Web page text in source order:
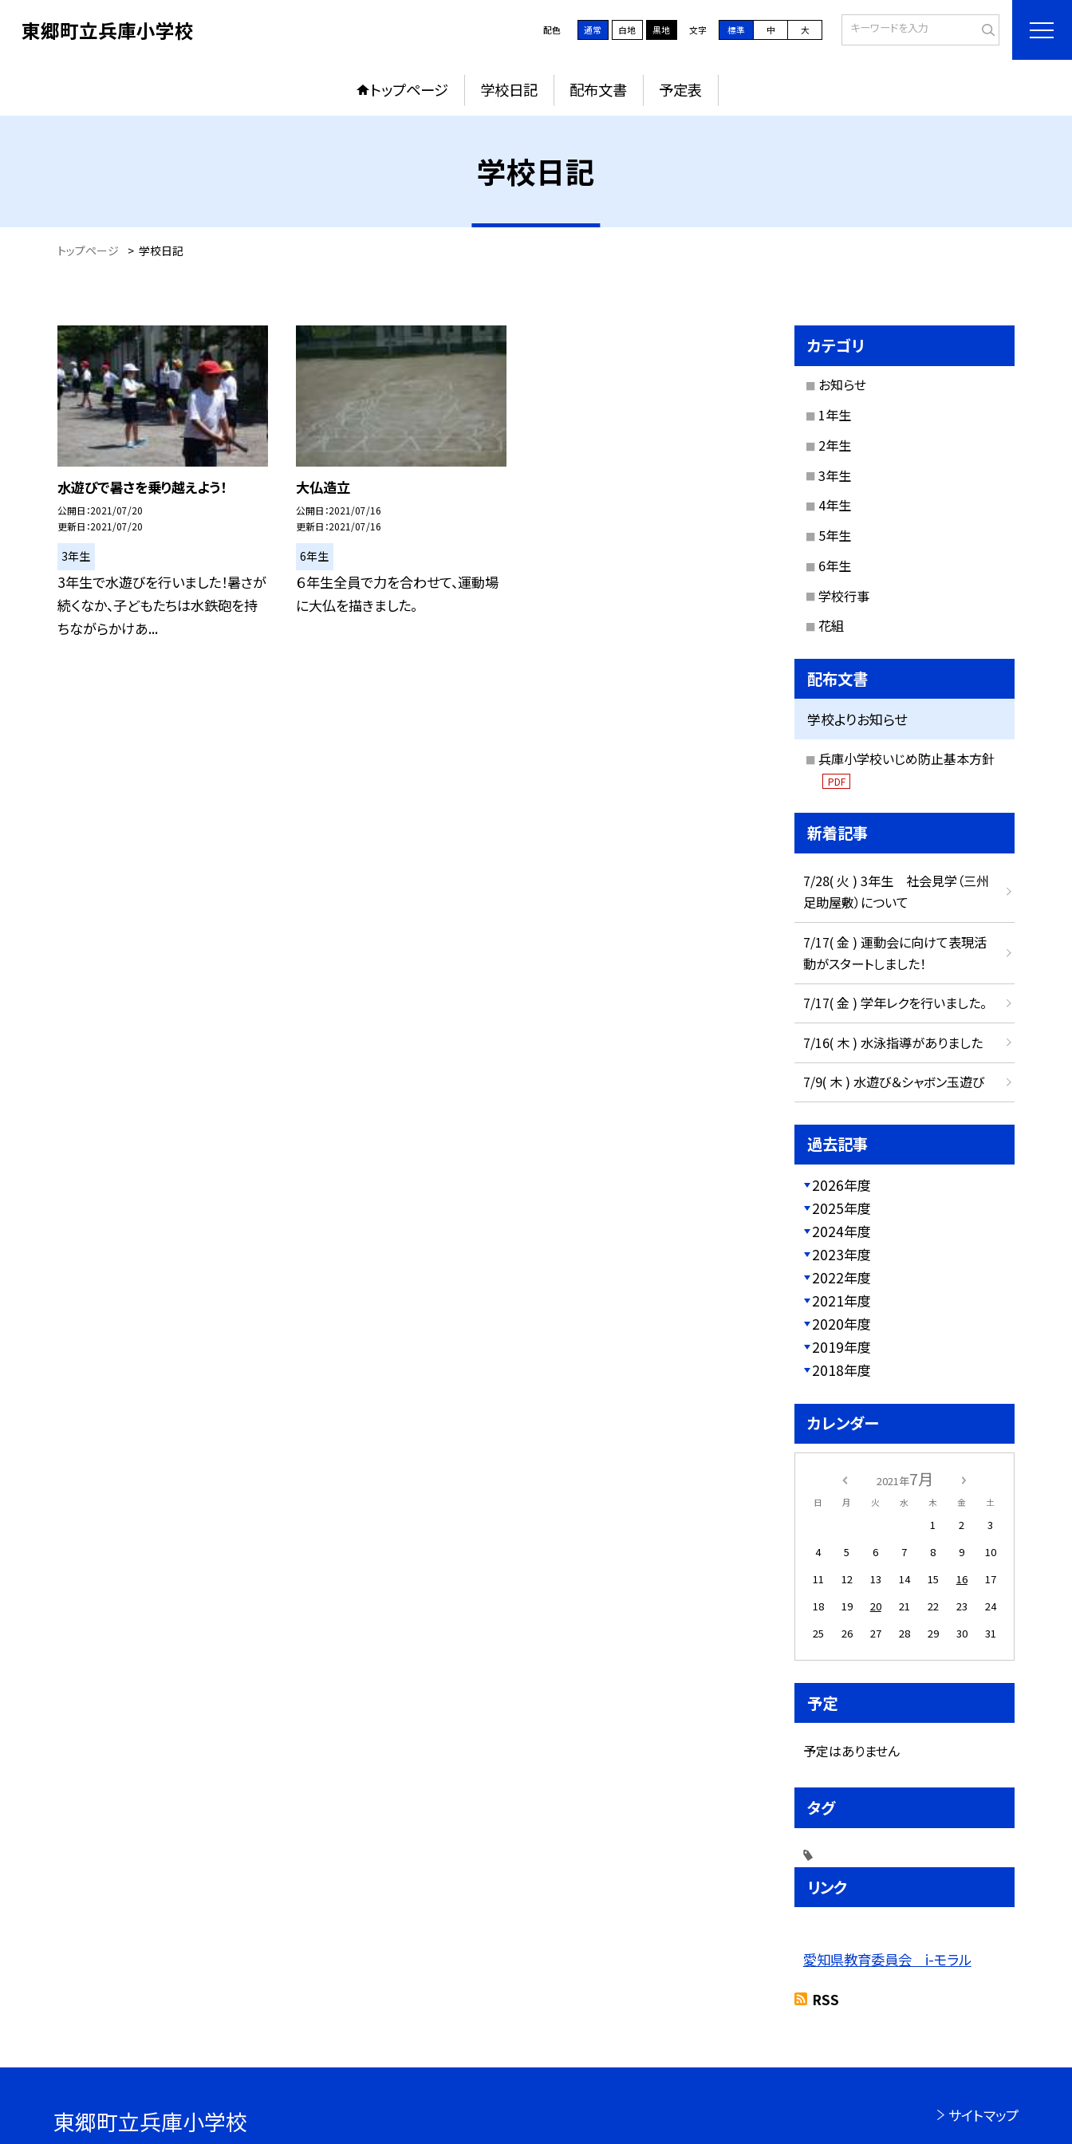
東郷町立兵庫小学校 配色 通常 白地 黒地 文字 標準 中 大
トップページ 学校日記 配布文書 予定表
学校日記
トップページ > 学校日記
水遊びで暑さを乗り越えよう！
公開日 2021/07/20
更新日 2021/07/20
3年生
3年生で水遊びを行いました！暑さが
続くなか、子どもたちは水鉄砲を持
ちながらかけあ...
大仏造立
公開日 2021/07/16
更新日 2021/07/16
6年生
６年生全員で力を合わせて、運動場
に大仏を描きました。
カテゴリ
お知らせ
1年生
2年生
3年生
4年生
5年生
6年生
学校行事
花組
配布文書
学校よりお知らせ
兵庫小学校いじめ防止基本方針
PDF
新着記事
7/28( 火 ) 3年生 社会見学（三州
足助屋敷）について
7/17( 金 ) 運動会に向けて表現活
動がスタートしました！
7/17( 金 ) 学年レクを行いました。
7/16( 木 ) 水泳指導がありました
7/9( 木 ) 水遊び＆シャボン玉遊び
過去記事
2026年度
2025年度
2024年度
2023年度
2022年度
2021年度
2020年度
2019年度
2018年度
カレンダー
2021年7月
日 月 火 水 木 金 土
1 2
3
4
5 6 7 8 9
10
11
12 13 14 15 16
17
18
19 20 21 22 23
24
25
26 27 28 29 30 31
予定
予定はありません
タグ
リンク
愛知県教育委員会 i-モラル
RSS
東郷町立兵庫小学校 サイトマップ